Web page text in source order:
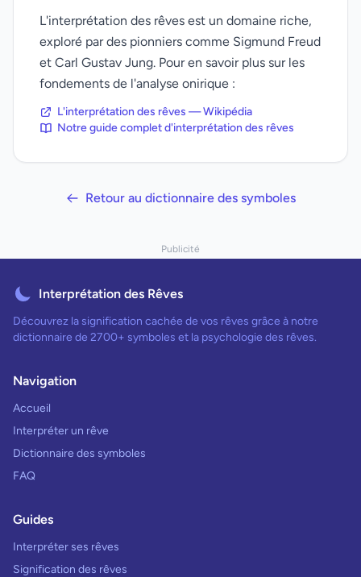
L'interprétation des rêves est un domaine riche,
exploré par des pionniers comme Sigmund Freud
et Carl Gustav Jung. Pour en savoir plus sur les
fondements de l'analyse onirique :
L'interprétation des rêves — Wikipédia
Notre guide complet d'interprétation des rêves
Retour au dictionnaire des symboles
Publicité
Interprétation des Rêves
Découvrez la signification cachée de vos rêves grâce à notre
dictionnaire de 2700+ symboles et la psychologie des rêves.
Navigation
Accueil
Interpréter un rêve
Dictionnaire des symboles
FAQ
Guides
Interpréter ses rêves
Signification des rêves